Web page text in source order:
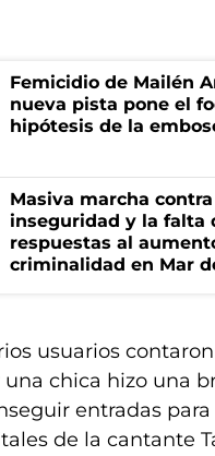
Femicidio de Mailén
nueva pista pone el
hipótesis de la
Masiva marcha
inseguridad y la falta
respuestas al
criminalidad en Mar
usuarios
chica hizo una
entradas para
de la cantante